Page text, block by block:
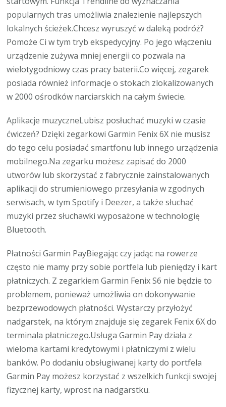
popularnych tras umożliwia znalezienie najlepszych
lokalnych ścieżek.Chcesz wyruszyć w daleką podróż?
Pomoże Ci w tym tryb ekspedycyjny. Po jego włączeniu
urządzenie zużywa mniej energii co pozwala na
wielotygodniowy czas pracy baterii.Co więcej, zegarek
posiada również informacje o stokach zlokalizowanych
w 2000 ośrodków narciarskich na całym świecie.
Aplikacje muzyczneLubisz posłuchać muzyki w czasie
ćwiczeń? Dzięki zegarkowi Garmin Fenix 6X nie musisz
do tego celu posiadać smartfonu lub innego urządzenia
mobilnego.Na zegarku możesz zapisać do 2000
utworów lub skorzystać z fabrycznie zainstalowanych
aplikacji do strumieniowego przesyłania w zgodnych
serwisach, w tym Spotify i Deezer, a także słuchać
muzyki przez słuchawki wyposażone w technologię
Bluetooth.
Płatności Garmin PayBiegając czy jadąc na rowerze
często nie mamy przy sobie portfela lub pieniędzy i kart
płatniczych. Z zegarkiem Garmin Fenix S6 nie będzie to
problemem, ponieważ umożliwia on dokonywanie
bezprzewodowych płatności. Wystarczy przyłożyć
nadgarstek, na którym znajduje się zegarek Fenix 6X do
terminala płatniczego.Usługa Garmin Pay działa z
wieloma kartami kredytowymi i płatniczymi z wielu
banków. Po dodaniu obsługiwanej karty do portfela
Garmin Pay możesz korzystać z wszelkich funkcji swojej
fizycznej karty, wprost na nadgarstku.